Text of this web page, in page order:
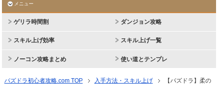
メニュー
ゲリラ時間割 ダンジョン攻略
スキル上げ効率 スキル上げ一覧
ノーコン攻略まとめ 使い道とテンプレ
パズドラ初心者攻略.com TOP 入手方法・スキル上げ
【パズドラ】柔の